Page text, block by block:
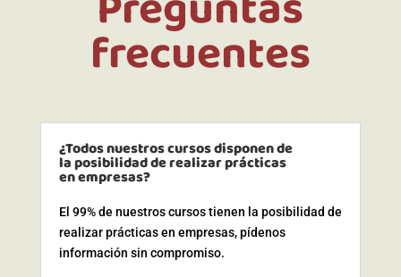
frecuentes
¿Todos nuestros cursos disponen de
la posibilidad de realizar prácticas
en empresas?
El 99% de nuestros cursos tienen la posibilidad de
realizar prácticas en empresas, pídenos
información sin compromiso.